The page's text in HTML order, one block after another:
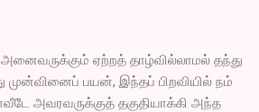
ஏற்றத் தாழ்வில்லாமல் தந்து
முன்வினைப் பயன், இந்தப் பிறவியில் நம்
அவரவருக்குத் தகுதியாக்கி அந்த